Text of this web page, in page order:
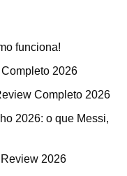
funciona!
2026
Completo 2026
2026: o que Messi,
2026